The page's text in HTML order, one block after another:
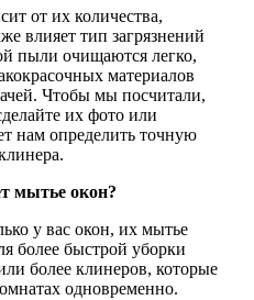
от их количества,
влияет тип загрязнений
пыли очищаются легко,
материалов
Чтобы мы посчитали,
их фото или
нам определить точную
мытье окон?
у вас окон, их мытье
более быстрой уборки
более клинеров, которые
одновременно.